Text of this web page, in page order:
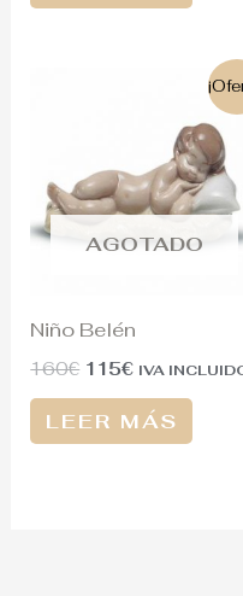
AGOTADO
Niño Belén
160€
160€.
115€
actual
115€.
IVA
LEER MÁS